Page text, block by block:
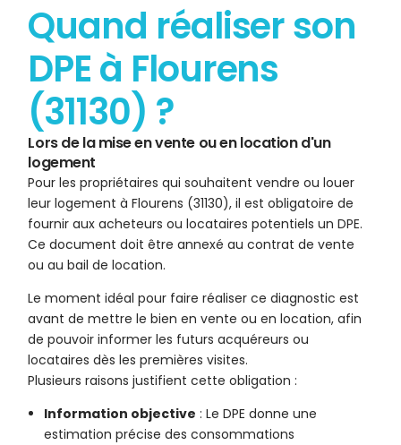
Quand réaliser son
DPE à Flourens
(31130) ?
Lors de la mise en vente ou en location d'un
logement
Pour les propriétaires qui souhaitent vendre ou louer
leur logement à Flourens (31130), il est obligatoire de
fournir aux acheteurs ou locataires potentiels un DPE.
Ce document doit être annexé au contrat de vente
ou au bail de location.
Le moment idéal pour faire réaliser ce diagnostic est
avant de mettre le bien en vente ou en location, afin
de pouvoir informer les futurs acquéreurs ou
locataires dès les premières visites.
Plusieurs raisons justifient cette obligation :
Information objective : Le DPE donne une
estimation précise des consommations